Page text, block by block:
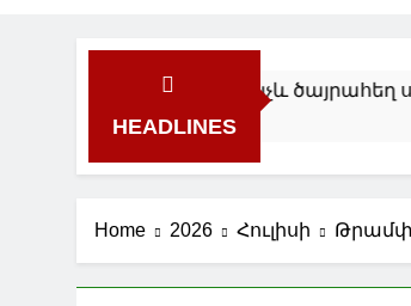
HEADLINES
ուժեղից մինչև ծայրահեղ
Home 2026 Հուլիսի